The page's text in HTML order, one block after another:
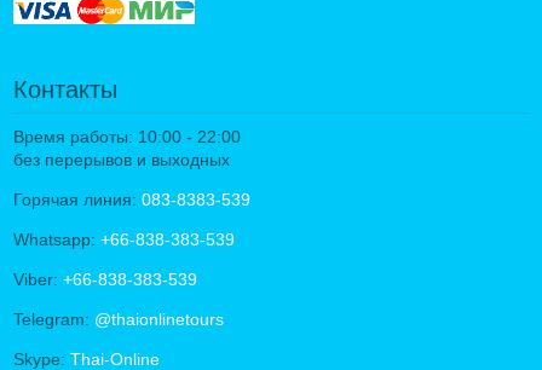
Контакты
Время работы: 10:00 - 22:00
без перерывов и выходных
Горячая линия: 083-8383-539
Whatsapp: +66-838-383-539
Viber: +66-838-383-539
Telegram: @thaionlinetours
Skype: Thai-Online